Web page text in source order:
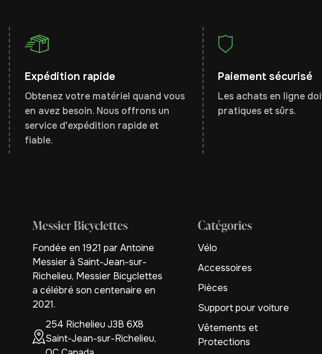
Expédition rapide
Obtenez votre matériel quand vous
en avez besoin. Nous offrons un
service d'expédition rapide et
fiable.
Paiement sécurisé
Les achats en ligne
pratiques et sûrs.
Messier Bicyclettes
Fondée en 1921 par Antoine
Messier à Saint-Jean-sur-
Richelieu, Messier Bicyclettes
a célébré son centenaire en
2021.
254 Richelieu J3B 6X8
Saint-Jean-sur-Richelieu,
Catégories
Vélo
Accessoires
Pièces
Support pour voiture
Vêtements et
Protections